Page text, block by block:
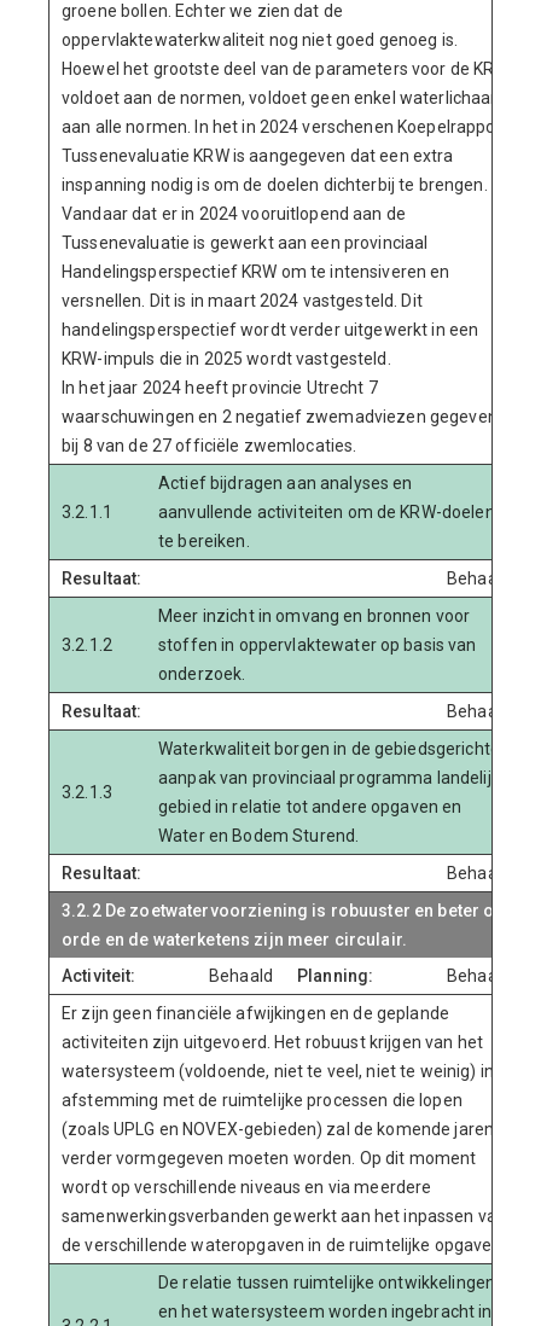
groene bollen. Echter we zien dat de
oppervlaktewaterkwaliteit nog niet goed genoeg is.
Hoewel het grootste deel van de parameters voor de KRW
voldoet aan de normen, voldoet geen enkel waterlichaam
aan alle normen. In het in 2024 verschenen Koepelrapport
Tussenevaluatie KRW is aangegeven dat een extra
inspanning nodig is om de doelen dichterbij te brengen.
Vandaar dat er in 2024 vooruitlopend aan de
Tussenevaluatie is gewerkt aan een provinciaal
Handelingsperspectief KRW om te intensiveren en
versnellen. Dit is in maart 2024 vastgesteld. Dit
handelingsperspectief wordt verder uitgewerkt in een
KRW-impuls die in 2025 wordt vastgesteld.
In het jaar 2024 heeft provincie Utrecht 7
waarschuwingen en 2 negatief zwemadviezen gegeven
bij 8 van de 27 officiële zwemlocaties.
3.2.1.1
Actief bijdragen aan analyses en
aanvullende activiteiten om de KRW-doelen
te bereiken.
Resultaat:
Behaald
3.2.1.2
Meer inzicht in omvang en bronnen voor
stoffen in oppervlaktewater op basis van
onderzoek.
Resultaat:
Behaald
3.2.1.3
Waterkwaliteit borgen in de gebiedsgerichte
aanpak van provinciaal programma landelijk
gebied in relatie tot andere opgaven en
Water en Bodem Sturend.
Resultaat:
Behaald
3.2.2 De zoetwatervoorziening is robuuster en beter op
orde en de waterketens zijn meer circulair.
Activiteit:
Behaald Planning:
Behaald
Er zijn geen financiële afwijkingen en de geplande
activiteiten zijn uitgevoerd. Het robuust krijgen van het
watersysteem (voldoende, niet te veel, niet te weinig) in
afstemming met de ruimtelijke processen die lopen
(zoals UPLG en NOVEX-gebieden) zal de komende jaren
verder vormgegeven moeten worden. Op dit moment
wordt op verschillende niveaus en via meerdere
samenwerkingsverbanden gewerkt aan het inpassen van
de verschillende wateropgaven in de ruimtelijke opgaven.
De relatie tussen ruimtelijke ontwikkelingen
en het watersysteem worden ingebracht in